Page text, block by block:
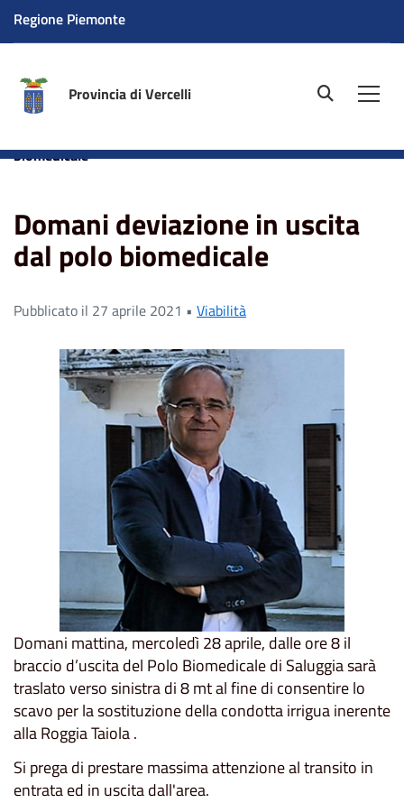
Regione Piemonte
Provincia di Vercelli site.searc
biomedicale
Domani deviazione in uscita
dal polo biomedicale
Pubblicato il 27 aprile 2021 • Viabilità
Domani mattina, mercoledì 28 aprile, dalle ore 8 il
braccio d’uscita del Polo Biomedicale di Saluggia sarà
traslato verso sinistra di 8 mt al fine di consentire lo
scavo per la sostituzione della condotta irrigua inerente
alla Roggia Taiola .
Si prega di prestare massima attenzione al transito in
entrata ed in uscita dall'area.